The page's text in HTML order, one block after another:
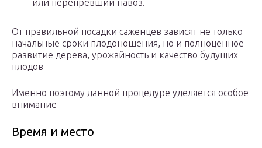
или перепревший навоз.
От правильной посадки саженцев зависят не только
начальные сроки плодоношения, но и полноценное
развитие дерева, урожайность и качество будущих
плодов
Именно поэтому данной процедуре уделяется особое
внимание
Время и место